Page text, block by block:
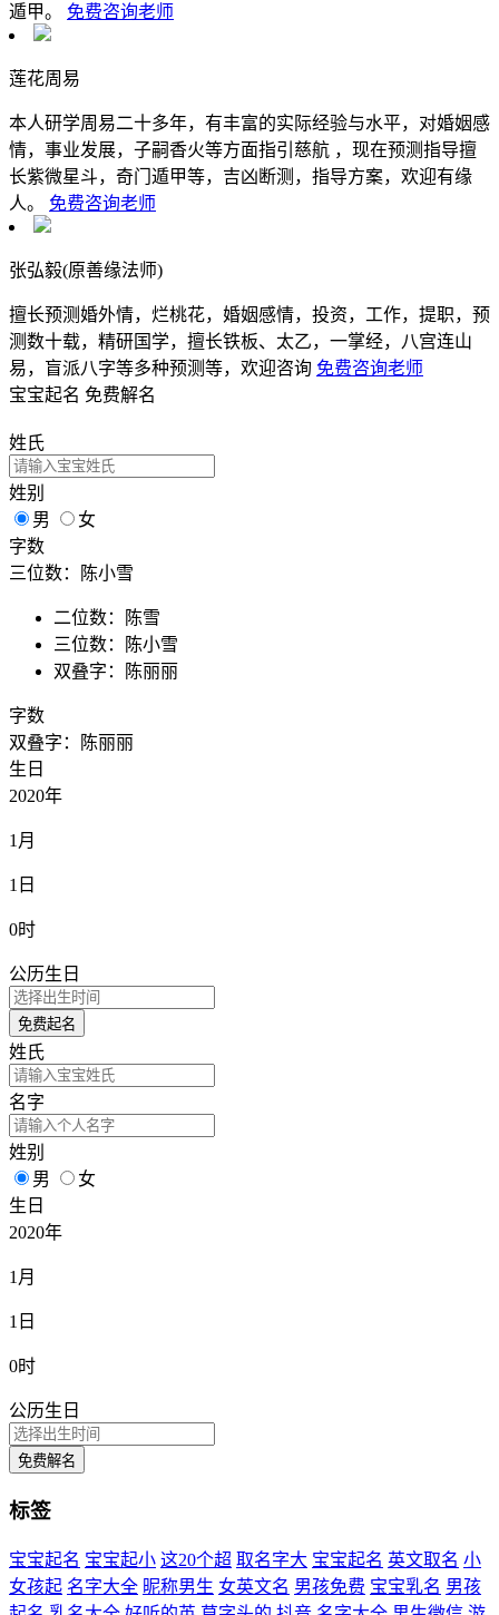
遁甲。
免费咨询老师
莲花周易
本人研学周易二十多年，有丰富的实际经验与水平，对婚姻感
情，事业发展，子嗣香火等方面指引慈航 ，现在预测指导擅
长紫微星斗，奇门遁甲等，吉凶断测，指导方案，欢迎有缘
人。
免费咨询老师
张弘毅(原善缘法师)
擅长预测婚外情，烂桃花，婚姻感情，投资，工作，提职，预
测数十载，精研国学，擅长铁板、太乙，一掌经，八宫连山
易，盲派八字等多种预测等，欢迎咨询 免费咨询老师
宝宝起名 免费解名
姓氏
姓别
男
女
字数
三位数：陈小雪
二位数：陈雪
三位数：陈小雪
双叠字：陈丽丽
字数
双叠字：陈丽丽
生日
2020年
1月
1日
0时
公历生日
免费起名
姓氏
名字
姓别
男
女
生日
2020年
1月
1日
0时
公历生日
免费解名
标签
宝宝起名 宝宝起小 这20个超 取名字大 宝宝起名 英文取名 小
女孩起 名字大全 昵称男生 女英文名 男孩免费 宝宝乳名 男孩